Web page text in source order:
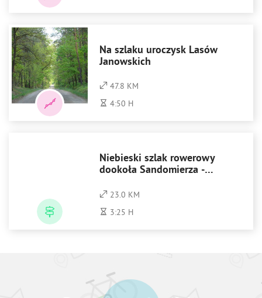
Na szlaku uroczysk Lasów
Janowskich
47.8 KM
4:50 H
Niebieski szlak rowerowy
dookoła Sandomierza -
23.0 KM
3:25 H